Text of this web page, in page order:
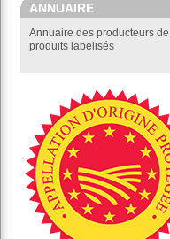
ANNUAIRE
Annuaire des producteurs de
produits labelisés